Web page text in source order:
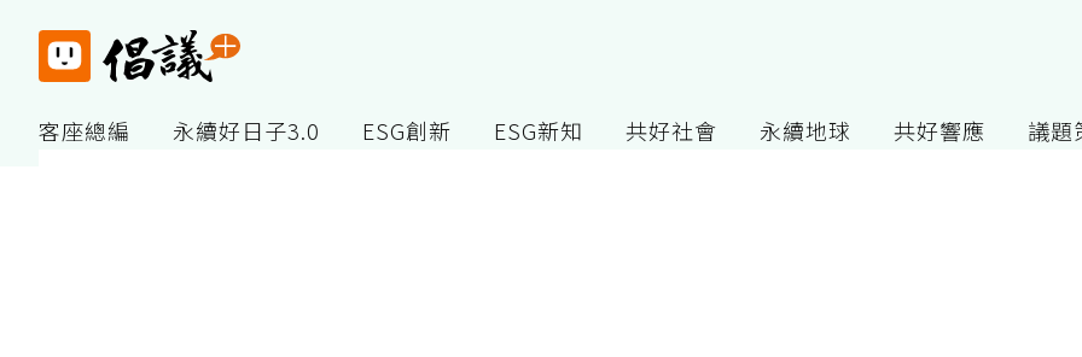
客座總編 永續好日子3.0 ESG創新 ESG新知 共好社會 永續地球 共好響應 議題